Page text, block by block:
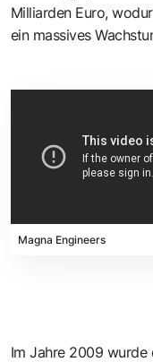
Milliarden Euro,
ein massives
Magna Engineers
Im Jahre 2009 wurde